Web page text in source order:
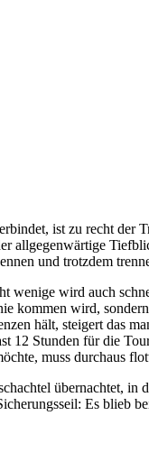
ist zu recht der
allgegenwärtige
und trotzdem
wenige wird auch
kommen wird,
hält, steigert das
12 Stunden für die
muss durchaus
übernachtet, in
Es blieb